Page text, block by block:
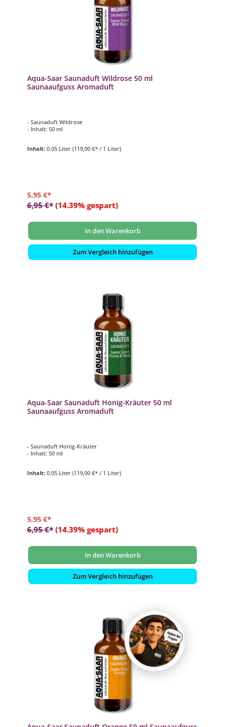
Aqua-Saar Saunaduft Wildrose 50 ml
Saunaaufguss Aromaduft
- Saunaduft Wildrose
- Inhalt: 50 ml
Inhalt: 0.05 Liter (119,00 €* / 1 Liter)
5,95 €*
6,95 €* (14.39% gespart)
In den Warenkorb
Zum Vergleich hinzufügen
Aqua-Saar Saunaduft Honig-Kräuter 50 ml
Saunaaufguss Aromaduft
- Saunaduft Honig-Kräuter
- Inhalt: 50 ml
Inhalt: 0.05 Liter (119,00 €* / 1 Liter)
5,95 €*
6,95 €* (14.39% gespart)
In den Warenkorb
Zum Vergleich hinzufügen